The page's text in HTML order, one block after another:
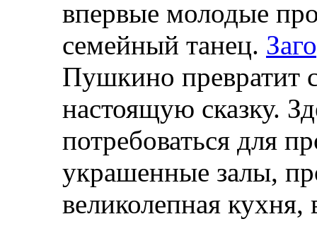
впервые молодые
семейный танец.
Пушкино превратит
настоящую сказку.
потребоваться для
украшенные залы,
великолепная